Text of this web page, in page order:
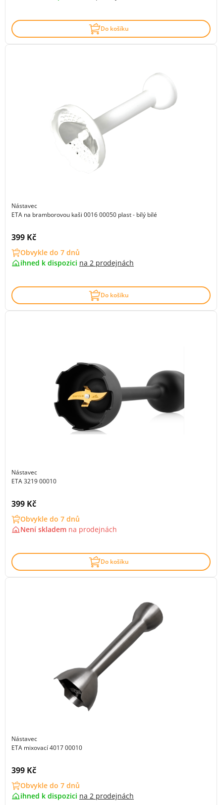
Do košíku
Nástavec
ETA na bramborovou kaši 0016 00050 plast - bílý bílé
Cena s DPH:
399 Kč
Obvykle do 7 dnů
ihned k dispozici na 2 prodejnách
Do košíku
Nástavec
ETA 3219 00010
Cena s DPH:
399 Kč
Obvykle do 7 dnů
Není skladem na prodejnách
Do košíku
Nástavec
ETA mixovací 4017 00010
Cena s DPH:
399 Kč
Obvykle do 7 dnů
ihned k dispozici na 2 prodejnách